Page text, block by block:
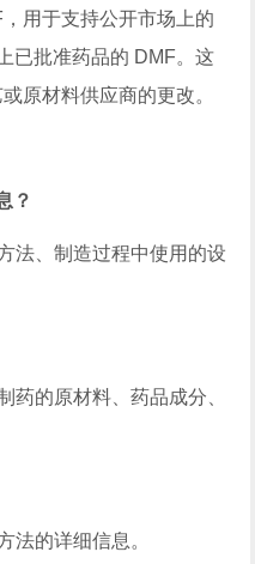
用于支持公开市场上的
已批准药品的 DMF。这
原材料供应商的更改。
？
法、制造过程中使用的设
药的原材料、药品成分、
法的详细信息。